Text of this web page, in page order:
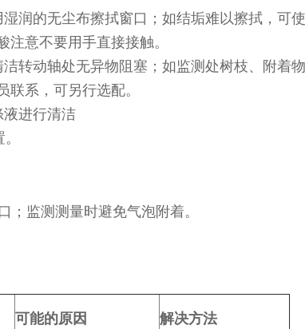
润的无尘布擦拭窗口；如结垢难以擦拭，可
意不要用手直接接触。
转动轴处无异物阻塞；如监测处树枝、附着
系，可另行选配。
进行清洁
监测测量时避免气泡附着。
可能的原因 解决方法